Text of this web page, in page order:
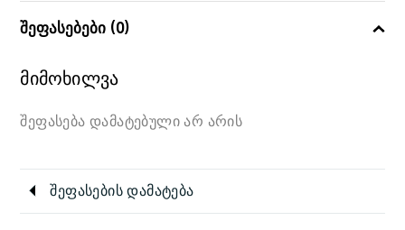
შეფასებები (0)
მიმოხილვა
შეფასება დამატებული არ არის
შეფასების დამატება